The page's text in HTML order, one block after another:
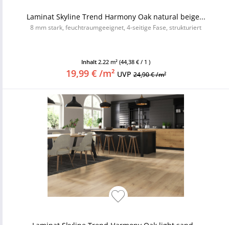
Laminat Skyline Trend Harmony Oak natural beige...
8 mm stark, feuchtraumgeeignet, 4-seitige Fase, strukturiert
Inhalt 2.22 m² (44,38 € / 1 )
19,99 € /m² UVP24,90 € /m²